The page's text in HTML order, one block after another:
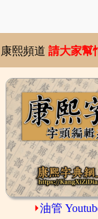
康熙頻道 請大家幫
⏵油管